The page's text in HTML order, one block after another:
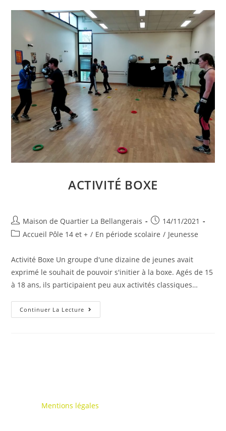
ACTIVITÉ BOXE
Auteur/autrice
de
Maison de Quartier La Bellangerais
Publication
publiée :
14/11/2021
PostAccueil Pôle 14 et + / En période scolaire / Jeunesse
Activité Boxe Un groupe d'une dizaine de jeunes avait
exprimé le souhait de pouvoir s'initier à la boxe. Agés de 15
à 18 ans, ils participaient peu aux activités classiques…
Continuer La Lecture Activité
Boxe
Mentions légales